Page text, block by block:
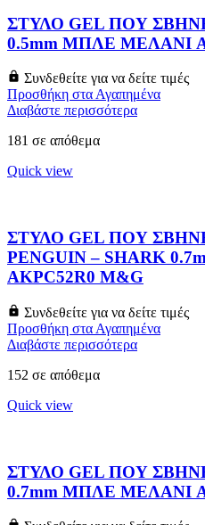
ΣΤΥΛΟ GEL ΠΟΥ
0.5mm ΜΠΛΕ ΜΕΛΑΝΙ
Συνδεθείτε για να δείτε τιμές
Προσθήκη στα Αγαπημένα
Διαβάστε περισσότερα
181 σε απόθεμα
Quick view
ΣΤΥΛΟ GEL ΠΟΥ
PENGUIN – SHARK
AKPC52R0 M&G
Συνδεθείτε για να δείτε τιμές
Προσθήκη στα Αγαπημένα
Διαβάστε περισσότερα
152 σε απόθεμα
Quick view
ΣΤΥΛΟ GEL ΠΟΥ
0.7mm ΜΠΛΕ ΜΕΛΑΝΙ